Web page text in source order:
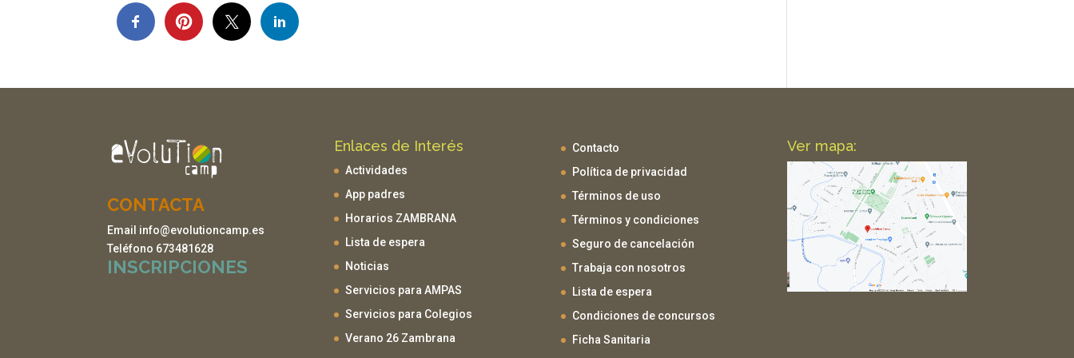
CONTACTA
Email info@evolutioncamp.es
Teléfono 673481628
INSCRIPCIONES
Enlaces de Interés
Actividades
App padres
Horarios ZAMBRANA
Lista de espera
Noticias
Servicios para AMPAS
Servicios para Colegios
Verano 26 Zambrana
Contacto
Política de privacidad
Términos de uso
Términos y condiciones
Seguro de cancelación
Trabaja con nosotros
Lista de espera
Condiciones de concursos
Ficha Sanitaria
Ver mapa: